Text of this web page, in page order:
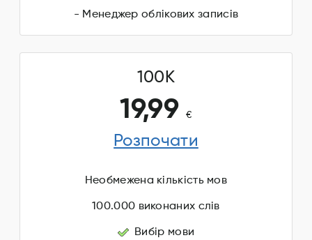
- Менеджер облікових записів
100K
19,99€
Розпочати
Необмежена кількість мов
100.000 виконаних слів
Вибір мови